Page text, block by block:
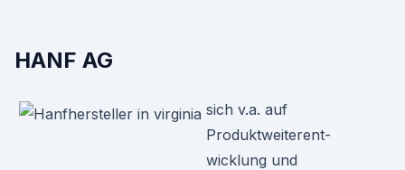
HANF AG
sich v.a. auf
Produktweiterent-
wicklung und